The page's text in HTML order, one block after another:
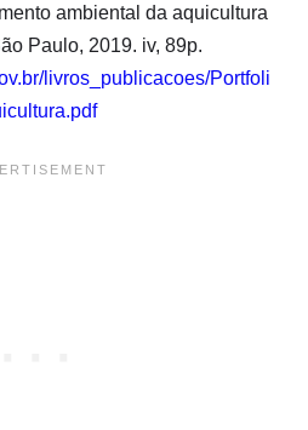
ambiental da aquicultura
Paulo, 2019. iv, 89p.
livros_publicacoes/Portfoli